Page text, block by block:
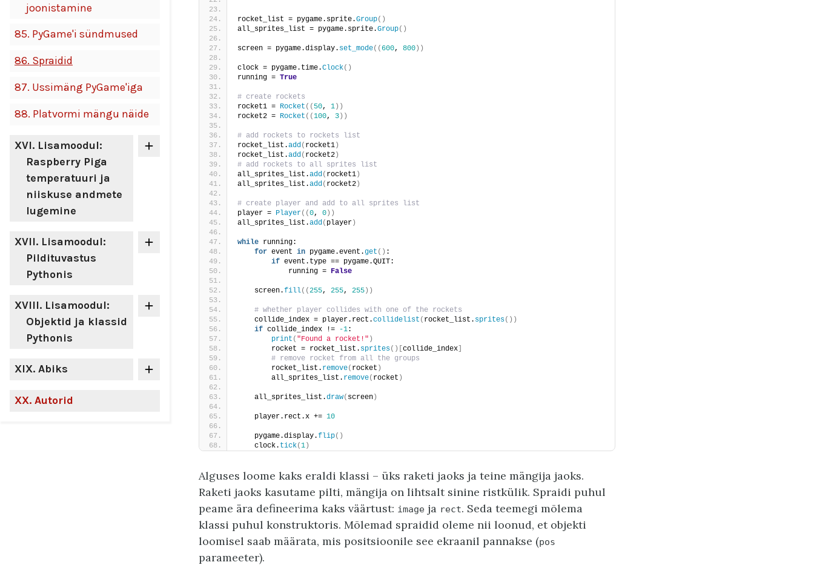
joonistamine
85. PyGame'i sündmused
86. Spraidid
87. Ussimäng PyGame'iga
88. Platvormi mängu näide
XVI. Lisamoodul:
Raspberry Piga
temperatuuri ja
niiskuse andmete
lugemine
XVII. Lisamoodul:
Pildituvastus
Pythonis
XVIII. Lisamoodul:
Objektid ja klassid
Pythonis
XIX. Abiks
XX. Autorid
rocket_list = pygame.sprite.Group()
all_sprites_list = pygame.sprite.Group()
screen = pygame.display. set_mode(( 600, 800 ))
clock = pygame.time.Clock()
running = True
# create rockets
rocket1 = Rocket (( 50, 1 ))
rocket2 = Rocket ((100, 3 ))
# add rockets to rockets list
rocket_list.add( rocket1 )
rocket_list.add( rocket2 )
# add rockets to all sprites list
all_sprites_list.add( rocket1 )
all_sprites_list.add( rocket2 )
# create player and add to all sprites list
player = Player((0, 0 ))
all_sprites_list.add( player )
while running:
for event in pygame.event.get () :
if event.type == pygame.QUIT:
            running =
False
    screen.
fill((255, 255, 255 ))
# whether player collides with one of the rockets
    collide_index = player.rect.
collidelist ( rocket_list. sprites())
if collide_index != -1:
print ( "Found a rocket!" )
        rocket = rocket_list.
sprites()[ collide_index
# remove rocket from all the groups
        rocket_list.
remove( rocket )
        all_sprites_list.
remove( rocket )
    all_sprites_list.
draw( screen )
    player.rect.x +=
10
    pygame.display.
flip()
    clock.
tick(1 )
Alguses loome kaks eraldi klassi – üks raketi jaoks ja teine mängija jaoks.
Raketi jaoks kasutame pilti, mängija on lihtsalt sinine ristkülik. Spraidi puhul
peame ära defineerima kaks väärtust: image ja rect. Seda teemegi mõlema
klassi puhul konstruktoris. Mõlemad spraidid oleme nii loonud, et objekti
loomisel saab määrata, mis positsioonile see ekraanil pannakse (pos
parameeter).